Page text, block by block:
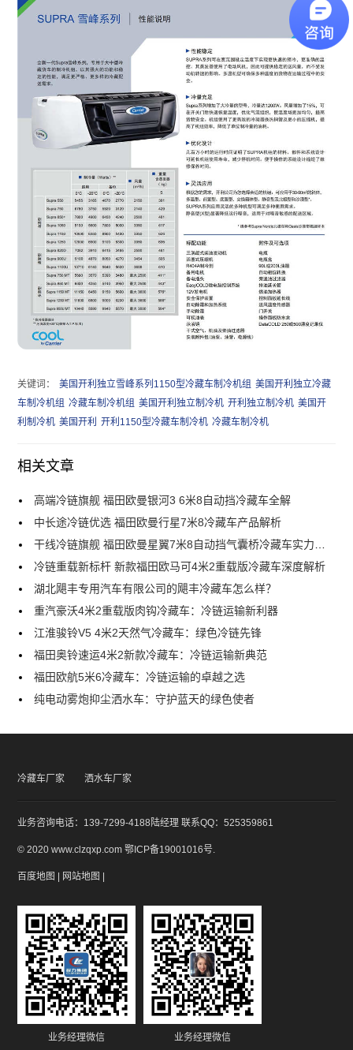
关键词： 美国开利独立雪峰系列1150型冷藏车制冷机组 美国开利独立冷藏
车制冷机组 冷藏车制冷机组 美国开利独立制冷机 开利独立制冷机 美国开
利制冷机 美国开利 开利1150型冷藏车制冷机 冷藏车制冷机
相关文章
高端冷链旗舰 福田欧曼银河3 6米8自动挡冷藏车全解
中长途冷链优选 福田欧曼行星7米8冷藏车产品解析
干线冷链旗舰 福田欧曼星翼7米8自动挡气囊桥冷藏车实力解析
冷链重载新标杆 新款福田欧马可4米2重载版冷藏车深度解析
湖北飓丰专用汽车有限公司的飓丰冷藏车怎么样？
重汽豪沃4米2重载版肉钩冷藏车：冷链运输新利器
江淮骏铃V5 4米2天然气冷藏车：绿色冷链先锋
福田奥铃速运4米2新款冷藏车：冷链运输新典范
福田欧航5米6冷藏车：冷链运输的卓越之选
纯电动雾炮抑尘洒水车：守护蓝天的绿色使者
冷藏车厂家 洒水车厂家
业务咨询电话：139-7299-4188陆经理 联系QQ：525359861
© 2020 www.clzqxp.com鄂ICP备19001016号.
百度地图 网站地图
业务经理微信 业务经理微信